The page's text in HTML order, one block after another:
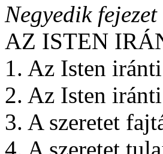
Negyedik fejezet
AZ ISTEN
1. Az Isten
2. Az Isten
3. A szeretet
4. A szeretet